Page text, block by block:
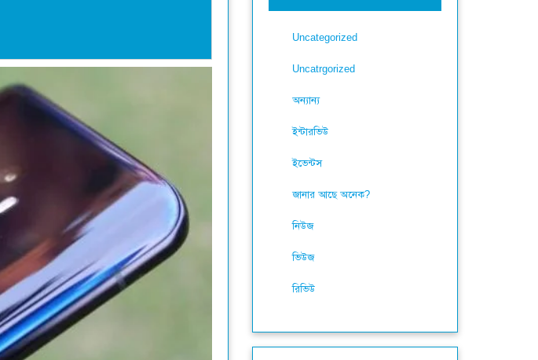
Uncategorized
Uncatrgorized
অন্যান্য
ইন্টারভিউ
ইভেন্টস
জানার আছে অনেক?
নিউজ
ভিউজ
রিভিউ